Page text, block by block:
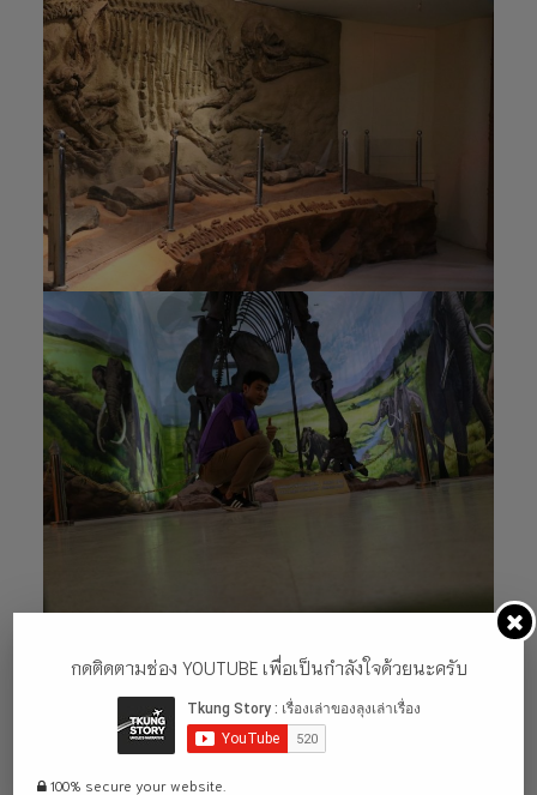
กดติดตามช่อง YOUTUBE เพื่อเป็นกำลังใจด้วยนะครับ
100% secure your website.